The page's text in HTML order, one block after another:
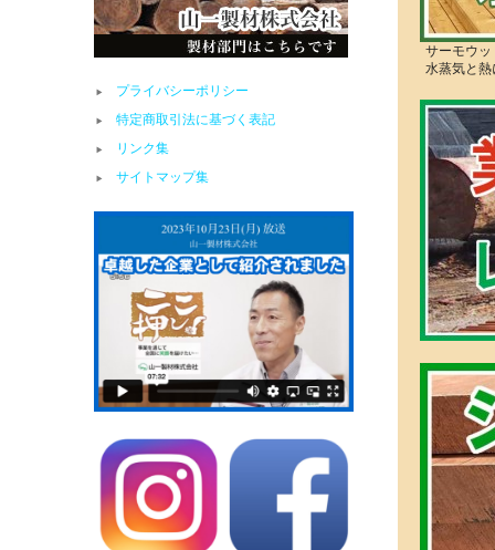
サーモウ
水蒸気と
プライバシーポリシー
特定商取引法に基づく表記
リンク集
サイトマップ集